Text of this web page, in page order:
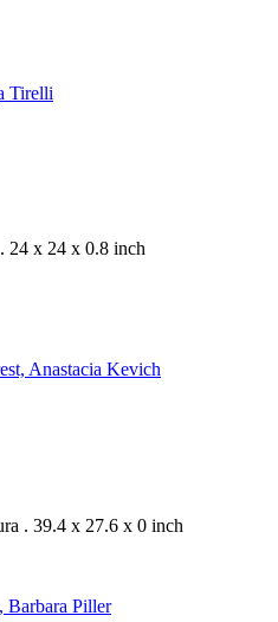
24 x 24 x 0.8 inch
. 39.4 x 27.6 x 0 inch